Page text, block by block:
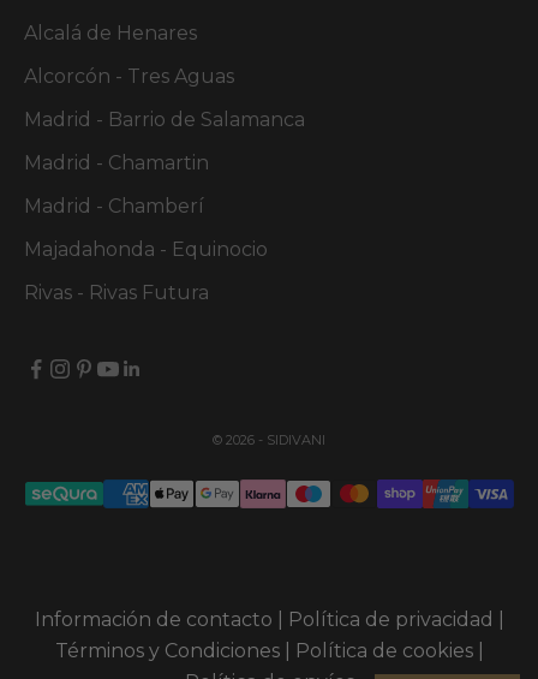
Alcalá de Henares
Alcorcón - Tres Aguas
Madrid - Barrio de Salamanca
Madrid - Chamartin
Madrid - Chamberí
Majadahonda - Equinocio
Rivas - Rivas Futura
© 2026 - SIDIVANI
Información de contacto Política de privacidad
Términos y Condiciones
Política de cookies